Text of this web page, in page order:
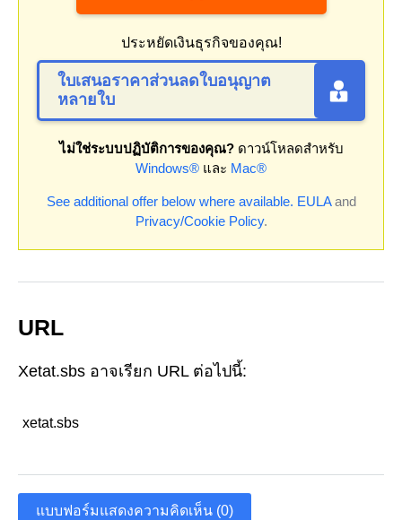
ประหยัดเงินธุรกิจของคุณ!
ใบเสนอราคาส่วนลดใบอนุญาต
หลายใบ
ไม่ใช่ระบบปฏิบัติการของคุณ?ดาวน์โหลดสำหรับ
Windows® และ Mac®
See additional offer below where available. EULAand
Privacy/Cookie Policy.
URL
Xetat.sbs อาจเรียก URL ต่อไปนี้:
xetat.sbs
แบบฟอร์มแสดงความคิดเห็น (0)